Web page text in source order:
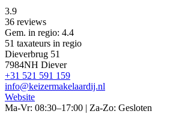
3.9
36 reviews
Gem. in regio: 4.4
51 taxateurs in regio
Dieverbrug 51
7984NH Diever
+31 521 591 159
info@keizermakelaardij.nl
Website
Ma-Vr: 08:30–17:00 | Za-Zo: Gesloten